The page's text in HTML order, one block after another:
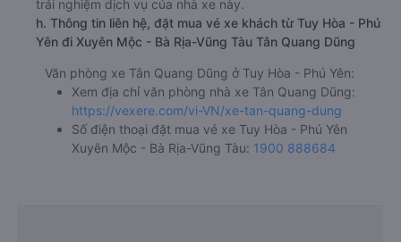
trải nghiệm dịch vụ của nhà xe này.
h. Thông tin liên hệ, đặt mua vé xe khách từ Tuy Hòa - Phú
Yên đi Xuyên Mộc - Bà Rịa-Vũng Tàu Tân Quang Dũng
Văn phòng xe Tân Quang Dũng ở Tuy Hòa - Phú Yên:
Xem địa chỉ văn phòng nhà xe Tân Quang Dũng:
https://vexere.com/vi-VN/xe-tan-quang-dung
Số điện thoại đặt mua vé xe Tuy Hòa - Phú Yên
Xuyên Mộc - Bà Rịa-Vũng Tàu: 1900 888684